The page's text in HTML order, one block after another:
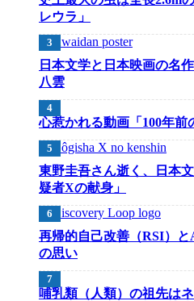
レウラ」
日本文学と日本映画の名
八雲
心惹かれる動画「100年前
東野圭吾さん逝く、日本
疑者Xの献身」
再帰的自己改善（RSI）
の思い
哺乳類（人類）の祖先は